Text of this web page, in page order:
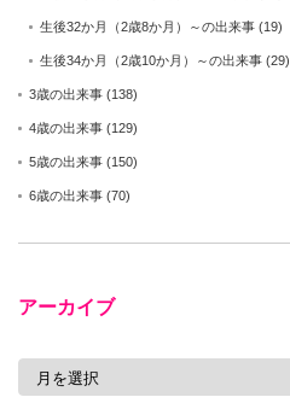
生後32か月（2歳8か月）～の出来事 (19)
生後34か月（2歳10か月）～の出来事 (29)
3歳の出来事 (138)
4歳の出来事 (129)
5歳の出来事 (150)
6歳の出来事 (70)
アーカイブ
ア